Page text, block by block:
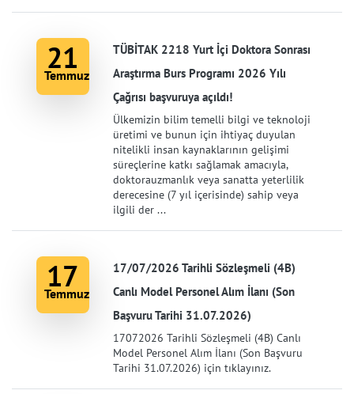
21
Temmuz
TÜBİTAK 2218 Yurt İçi Doktora Sonrası
Araştırma Burs Programı 2026 Yılı
Çağrısı başvuruya açıldı!
Ülkemizin bilim temelli bilgi ve teknoloji
üretimi ve bunun için ihtiyaç duyulan
nitelikli insan kaynaklarının gelişimi
süreçlerine katkı sağlamak amacıyla,
doktorauzmanlık veya sanatta yeterlilik
derecesine (7 yıl içerisinde) sahip veya
ilgili der ...
17
Temmuz
17/07/2026 Tarihli Sözleşmeli (4B)
Canlı Model Personel Alım İlanı (Son
Başvuru Tarihi 31.07.2026)
17072026 Tarihli Sözleşmeli (4B) Canlı
Model Personel Alım İlanı (Son Başvuru
Tarihi 31.07.2026) için tıklayınız.